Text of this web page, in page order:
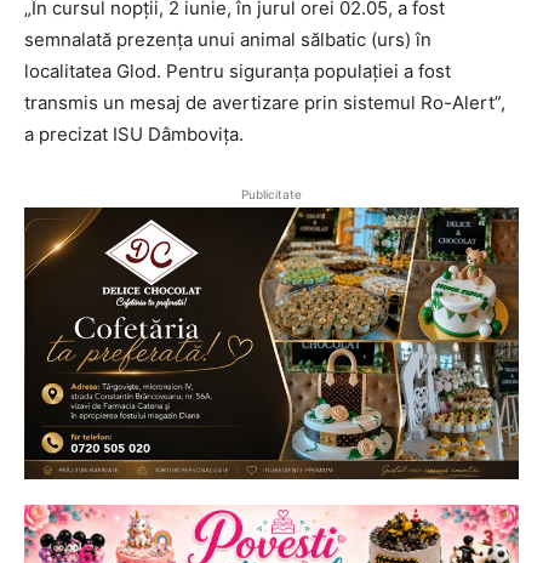
„În cursul nopții, 2 iunie, în jurul orei 02.05, a fost
semnalată prezența unui animal sălbatic (urs) în
localitatea Glod. Pentru siguranța populației a fost
transmis un mesaj de avertizare prin sistemul Ro-Alert”,
a precizat ISU Dâmbovița.
Publicitate